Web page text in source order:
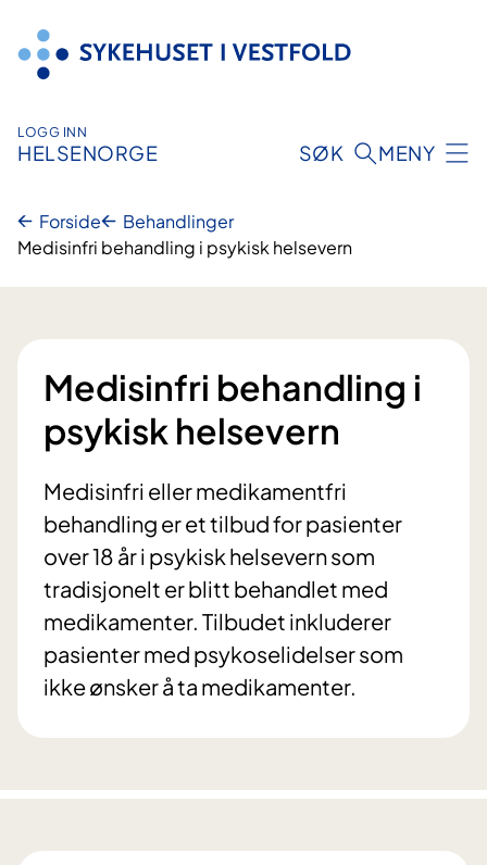
innhold
LOGG INN
HELSENORGE SØK MENY
Forside
Behandlinger
Medisinfri behandling i psykisk helsevern
Medisinfri behandling i
psykisk helsevern
Medisinfri eller medikamentfri
behandling er et tilbud for pasienter
over 18 år i psykisk helsevern som
tradisjonelt er blitt behandlet med
medikamenter. Tilbudet inkluderer
pasienter med psykoselidelser som
ikke ønsker å ta medikamenter.